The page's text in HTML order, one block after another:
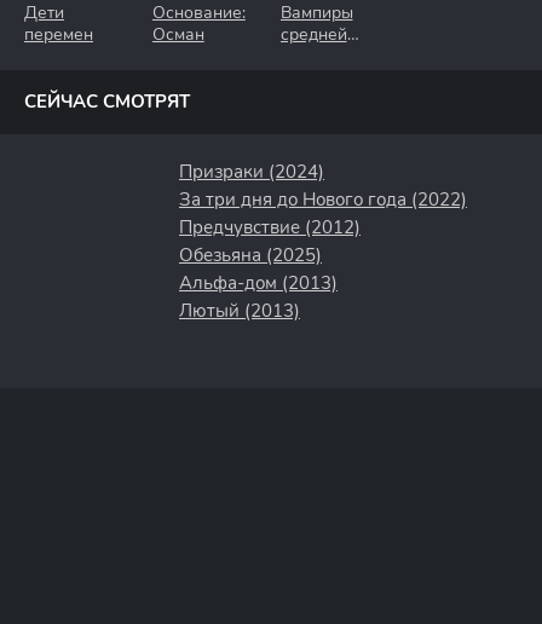
Дети
перемен
Основание:
Осман
Вампиры
средней
СЕЙЧАС СМОТРЯТ
Призраки (2024)
За три дня до Нового года (2022)
Предчувствие (2012)
Обезьяна (2025)
Альфа-дом (2013)
Лютый (2013)